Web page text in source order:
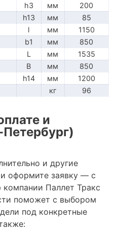
h3 мм
200
h13 мм
85
l мм
1150
b1 мм
850
L мм
1535
B мм
850
h14 мм
1200
кг 96
и
и другие
оформите заявку — с
Паллет Тракс
поможет с выбором
под конкретные